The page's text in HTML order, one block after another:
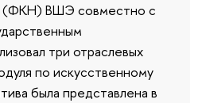
(ФКН) ВШЭ совместно с
три отраслевых
по искусственному
была представлена в